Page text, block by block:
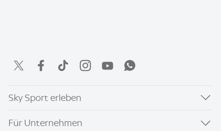
Sky Sport erleben
Für Unternehmen